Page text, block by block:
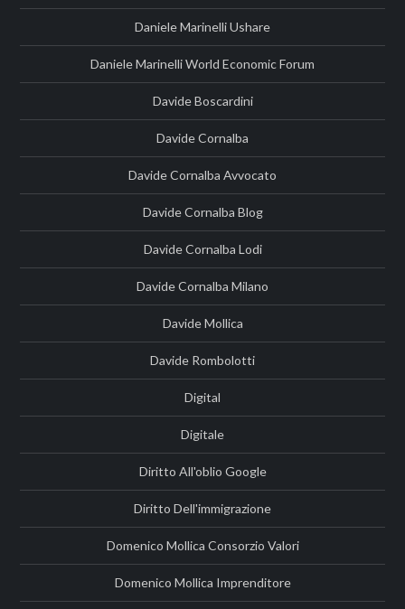
Daniele Marinelli Ushare
Daniele Marinelli World Economic Forum
Davide Boscardini
Davide Cornalba
Davide Cornalba Avvocato
Davide Cornalba Blog
Davide Cornalba Lodi
Davide Cornalba Milano
Davide Mollica
Davide Rombolotti
Digital
Digitale
Diritto All'oblio Google
Diritto Dell'immigrazione
Domenico Mollica Consorzio Valori
Domenico Mollica Imprenditore